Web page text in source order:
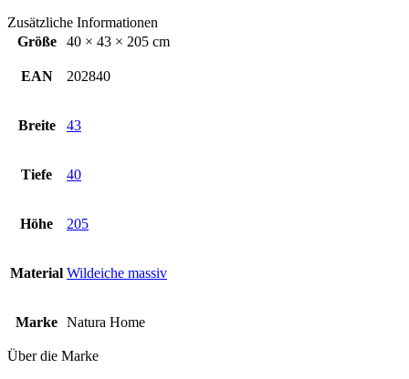
Zusätzliche Informationen
Größe
40 × 43 × 205 cm
EAN 202840
Breite 43
Tiefe 40
Höhe 205
Material Wildeiche massiv
Marke Natura Home
Über die Marke